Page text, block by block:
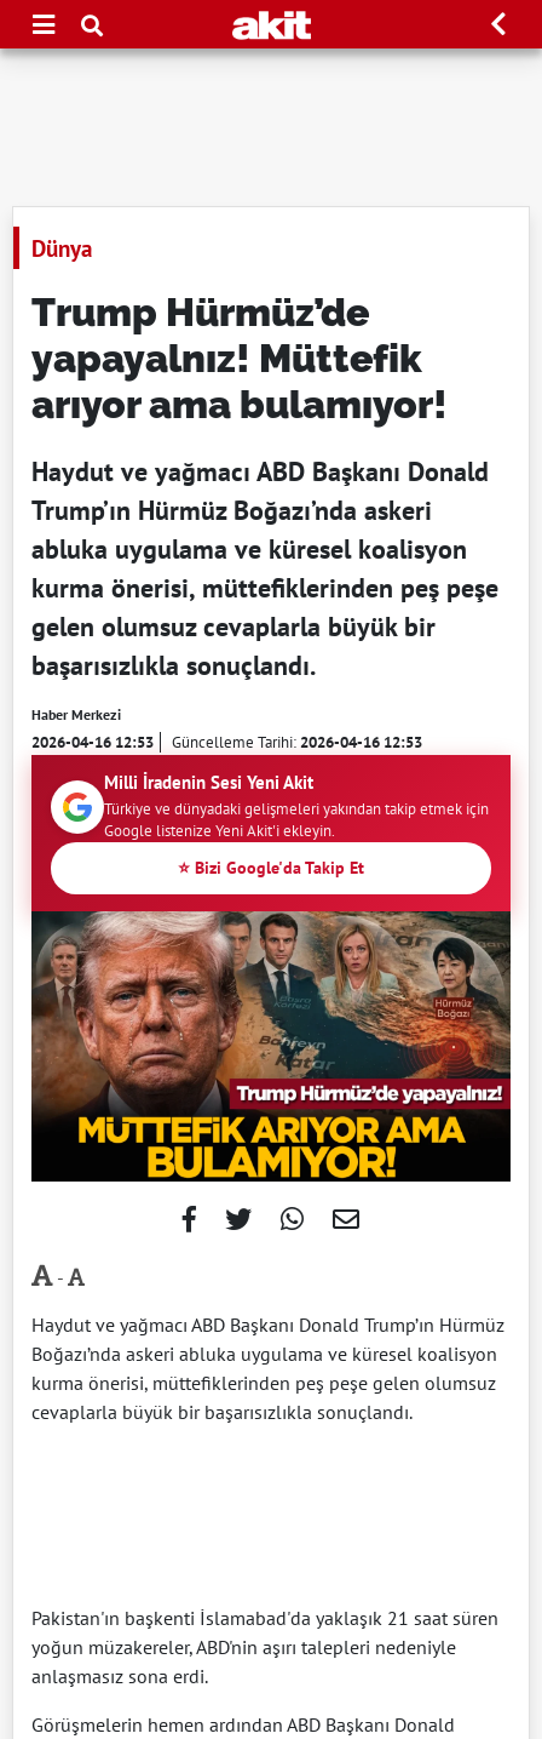
Dünya
Trump Hürmüz’de
yapayalnız! Müttefik
arıyor ama bulamıyor!
Haydut ve yağmacı ABD Başkanı Donald
Trump’ın Hürmüz Boğazı’nda askeri
abluka uygulama ve küresel koalisyon
kurma önerisi, müttefiklerinden peş peşe
gelen olumsuz cevaplarla büyük bir
başarısızlıkla sonuçlandı.
Haber Merkezi
2026-04-16 12:53 Güncelleme Tarihi:2026-04-16 12:53
Milli İradenin Sesi Yeni Akit
Türkiye ve dünyadaki gelişmeleri yakından takip etmek için
Google listenize Yeni Akit'i ekleyin.
⭐ Bizi Google'da Takip Et
-
Haydut ve yağmacı ABD Başkanı Donald Trump’ın Hürmüz
Boğazı’nda askeri abluka uygulama ve küresel koalisyon
kurma önerisi, müttefiklerinden peş peşe gelen olumsuz
cevaplarla büyük bir başarısızlıkla sonuçlandı.
Pakistan'ın başkenti İslamabad'da yaklaşık 21 saat süren
yoğun müzakereler, ABD'nin aşırı talepleri nedeniyle
anlaşmasız sona erdi.
Görüşmelerin hemen ardından ABD Başkanı Donald